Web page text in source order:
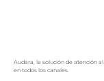
Audara, la solución de atención
en todos los canales.